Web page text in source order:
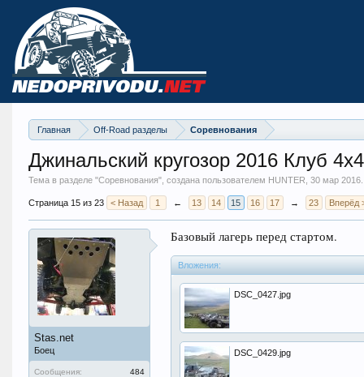
Главная Off-Road разделы Соревнования
Джинальский кругозор 2016 Клуб
Тема в разделе "Соревнования", создана пользователем HUNTER, 30 мар 2016.
Страница 15 из 23 < Назад 1 ← 13 14 15 16 17 → 23 Вперёд
Stas.net
Боец
Сообщения:
484
Базовый лагерь перед стартом.
Вложения:
DSC_0427.jpg
DSC_0429.jpg